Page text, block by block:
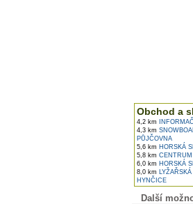
Obchod a
4,2 km
4,3 km
PŮJČOVNA
5,6 km HORSKÁ
5,8 km
6,0 km HORSKÁ
8,0 km
HYNČICE
Další